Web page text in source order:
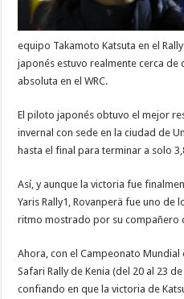
equipo Takamoto Katsuta en el
japonés estuvo realmente cerca de
absoluta en el WRC.
El piloto japonés obtuvo el mejor
invernal con sede en la ciudad de
hasta el final para terminar a solo
Así, y aunque la victoria fue
Yaris Rally1, Rovanperä fue uno
ritmo mostrado por su compañero
Ahora, con el Campeonato Mundial
Safari Rally de Kenia (del 20 al 23
confiando en que la victoria de